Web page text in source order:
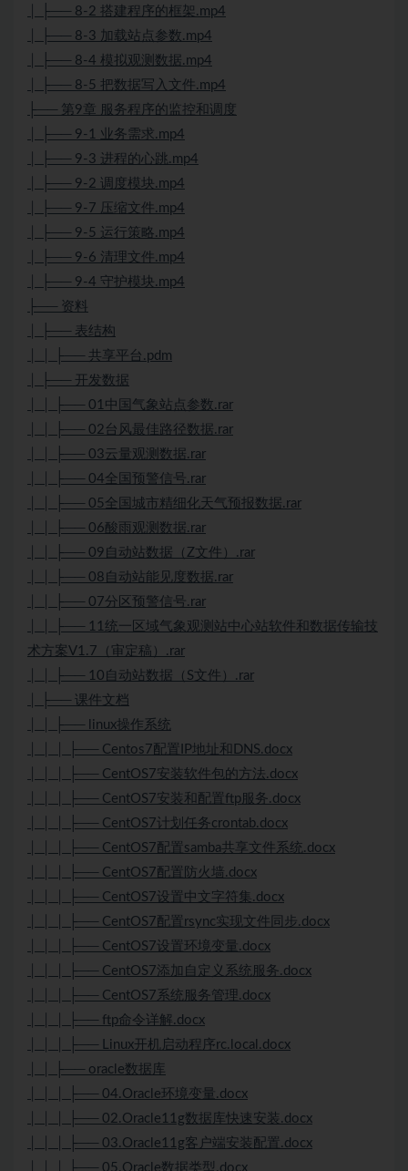
│ ├── 8-2 搭建程序的框架.mp4
│ ├── 8-3 加载站点参数.mp4
│ ├── 8-4 模拟观测数据.mp4
│ ├── 8-5 把数据写入文件.mp4
├── 第9章 服务程序的监控和调度
│ ├── 9-1 业务需求.mp4
│ ├── 9-3 进程的心跳.mp4
│ ├── 9-2 调度模块.mp4
│ ├── 9-7 压缩文件.mp4
│ ├── 9-5 运行策略.mp4
│ ├── 9-6 清理文件.mp4
│ ├── 9-4 守护模块.mp4
├── 资料
│ ├── 表结构
│ │ ├── 共享平台.pdm
│ ├── 开发数据
│ │ ├── 01中国气象站点参数.rar
│ │ ├── 02台风最佳路径数据.rar
│ │ ├── 03云量观测数据.rar
│ │ ├── 04全国预警信号.rar
│ │ ├── 05全国城市精细化天气预报数据.rar
│ │ ├── 06酸雨观测数据.rar
│ │ ├── 09自动站数据（Z文件）.rar
│ │ ├── 08自动站能见度数据.rar
│ │ ├── 07分区预警信号.rar
│ │ ├── 11统一区域气象观测站中心站软件和数据传输技
术方案V1.7（审定稿）.rar
│ │ ├── 10自动站数据（S文件）.rar
│ ├── 课件文档
│ │ ├── linux操作系统
│ │ │ ├── Centos7配置IP地址和DNS.docx
│ │ │ ├── CentOS7安装软件包的方法.docx
│ │ │ ├── CentOS7安装和配置ftp服务.docx
│ │ │ ├── CentOS7计划任务crontab.docx
│ │ │ ├── CentOS7配置samba共享文件系统.docx
│ │ │ ├── CentOS7配置防火墙.docx
│ │ │ ├── CentOS7设置中文字符集.docx
│ │ │ ├── CentOS7配置rsync实现文件同步.docx
│ │ │ ├── CentOS7设置环境变量.docx
│ │ │ ├── CentOS7添加自定义系统服务.docx
│ │ │ ├── CentOS7系统服务管理.docx
│ │ │ ├── ftp命令详解.docx
│ │ │ ├── Linux开机启动程序rc.local.docx
│ │ ├── oracle数据库
│ │ │ ├── 04.Oracle环境变量.docx
│ │ │ ├── 02.Oracle11g数据库快速安装.docx
│ │ │ ├── 03.Oracle11g客户端安装配置.docx
│ │ │ ├── 05.Oracle数据类型.docx